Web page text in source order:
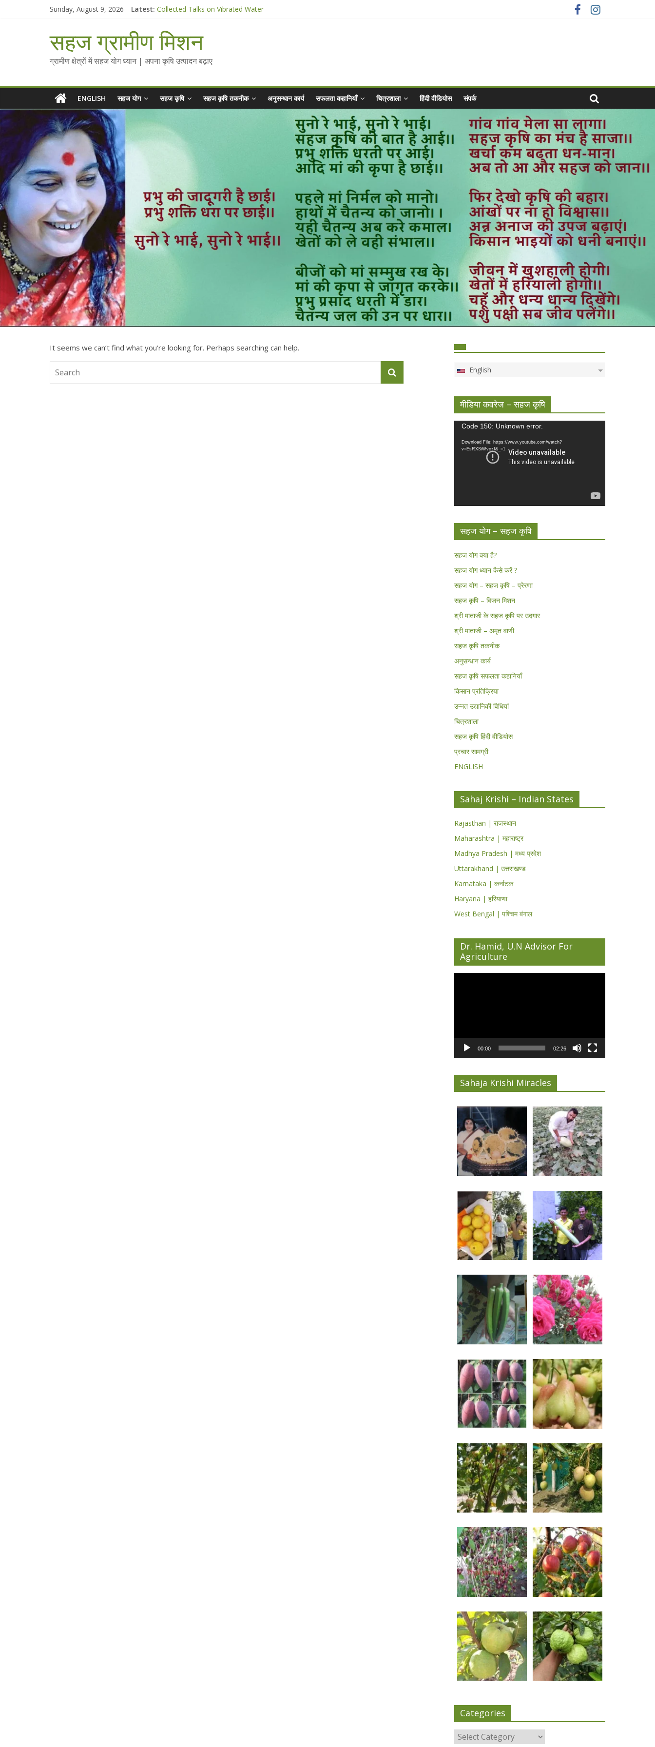
Sunday, August 9, 2026 Latest: Collected Talks on Vibrated Water
चैतन्यित जल pdf
Standee Designs @ 2025 for Sahaj Krishi Promotions
Chalo Gaon Ki Or Abhiyaan - 2025-26
सहज ग्रामीण मिशन
ग्रामीण क्षेत्रों में सहज योग ध्यान | अपना कृषि उत्पादन बढ़ाए
ENGLISH सहज योग सहज कृषि सहज कृषि तकनीक अनुसन्धान कार्य सफलता कहानियाँ चित्रशाला हिंदी वीडियोस संपर्क
It seems we can’t find what you’re looking for. Perhaps searching can help.
English
मीडिया कवरेज – सहज कृषि
Video
Code 150: Unknown error.
Download File: https://www.youtube.com/watch?
v=EsRXSiWvozI&_=1
सहज योग – सहज कृषि
सहज योग क्या है?
सहज योग ध्यान कैसे करें ?
सहज योग – सहज कृषि – प्रेरणा
सहज कृषि – विजन मिशन
श्री माताजी के सहज कृषि पर उदगार
श्री माताजी – अमृत वाणी
सहज कृषि तकनीक
अनुसन्धान कार्य
सहज कृषि सफलता कहानियाँ
किसान प्रतिक्रिया
उन्नत उद्यानिकी विधियां
चित्रशाला
सहज कृषि हिंदी वीडियोस
प्रचार सामग्री
ENGLISH
Sahaj Krishi – Indian States
Rajasthan | राजस्थान
Maharashtra | महाराष्ट्र
Madhya Pradesh | मध्य प्रदेश
Uttarakhand | उत्तराखण्ड
Karnataka | कर्नाटक
Haryana | हरियाणा
West Bengal | पश्चिम बंगाल
Dr. Hamid, U.N Advisor For
Agriculture
00:00 02:26
Sahaja Krishi Miracles
Categories
Categories